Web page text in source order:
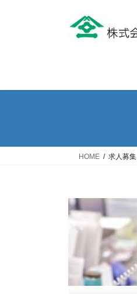
ス
ン
HOME 求人募集